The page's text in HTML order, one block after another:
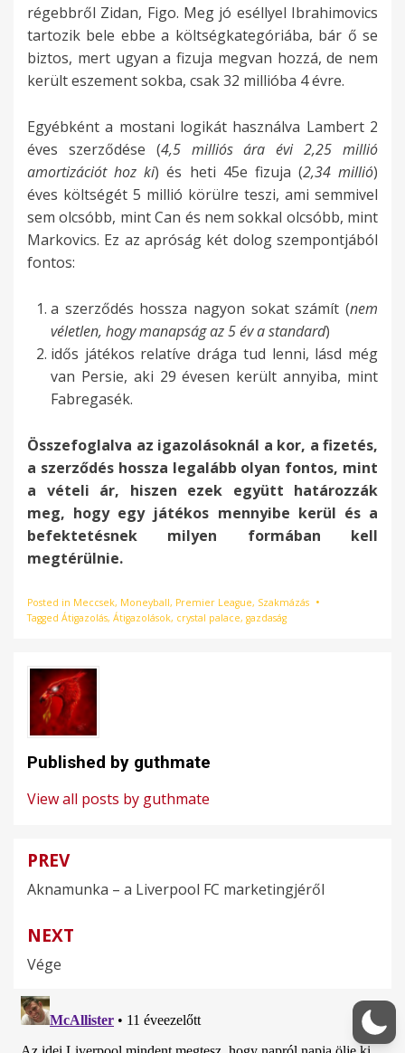
régebbről Zidan, Figo. Meg jó eséllyel Ibrahimovics
tartozik bele ebbe a költségkategóriába, bár ő se
biztos, mert ugyan a fizuja megvan hozzá, de nem
került eszement sokba, csak 32 millióba 4 évre.
Egyébként a mostani logikát használva Lambert 2
éves szerződése (4,5 milliós ára évi 2,25 millió
amortizációt hoz ki) és heti 45e fizuja (2,34 millió)
éves költségét 5 millió körülre teszi, ami semmivel
sem olcsóbb, mint Can és nem sokkal olcsóbb, mint
Markovics. Ez az apróság két dolog szempontjából
fontos:
a szerződés hossza nagyon sokat számít (nem
véletlen, hogy manapság az 5 év a standard)
idős játékos relatíve drága tud lenni, lásd még
van Persie, aki 29 évesen került annyiba, mint
Fabregasék.
Összefoglalva az igazolásoknál a kor, a fizetés,
a szerződés hossza legalább olyan fontos, mint
a vételi ár, hiszen ezek együtt határozzák
meg, hogy egy játékos mennyibe kerül és a
befektetésnek milyen formában kell
megtérülnie.
Posted in Meccsek, Moneyball, Premier League, Szakmázás
Tagged Átigazolás, Átigazolások, crystal palace, gazdaság
Published by guthmate
View all posts by guthmate
Bejegyzés
navigáció
PREV
Aknamunka – a Liverpool FC marketingjéről
NEXT
Vége